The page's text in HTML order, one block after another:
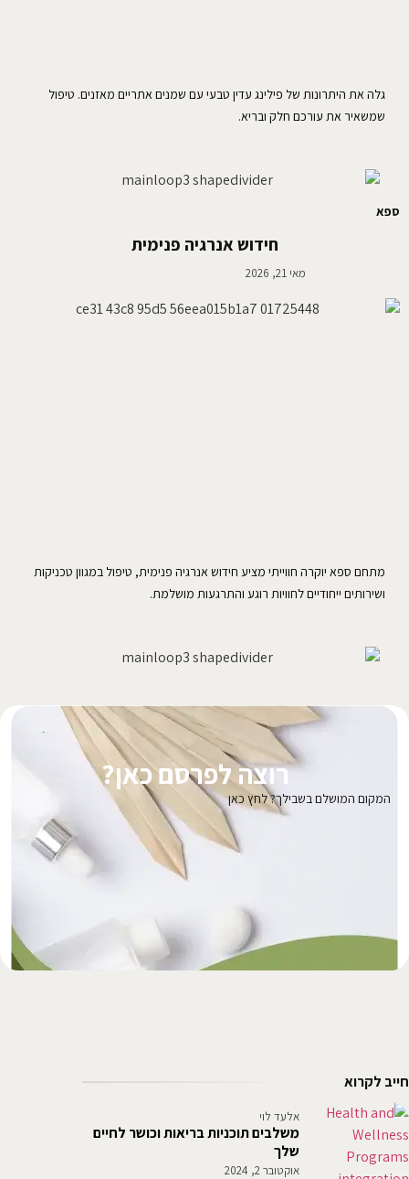
גלה את היתרונות של פילינג עדין טבעי עם שמנים אתריים מאזנים. טיפול
שמשאיר את עורכם חלק ובריא.
ספא
חידוש אנרגיה פנימית
מאי 21, 2026
מתחם ספא יוקרה חווייתי מציע חידוש אנרגיה פנימית, טיפול במגוון טכניקות
ושירותים ייחודיים לחוויות רוגע והתרגעות מושלמת.
רוצה לפרסם כאן?
המקום המושלם בשבילך? לחץ כאן
חייב לקרוא
משלבים תוכניות בריאות וכושר לחיים
שלך
אלעד לוי
אוקטובר 2, 2024